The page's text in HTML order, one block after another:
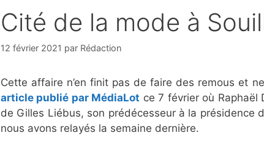
Cité de la mode à
12 février 2021 par Rédaction
Cette affaire n’en finit pas de faire des remous et
article publié par MédiaLot ce 7 février où Raphaël
de Gilles Liébus, son prédécesseur à la
nous avons relayés la semaine dernière.